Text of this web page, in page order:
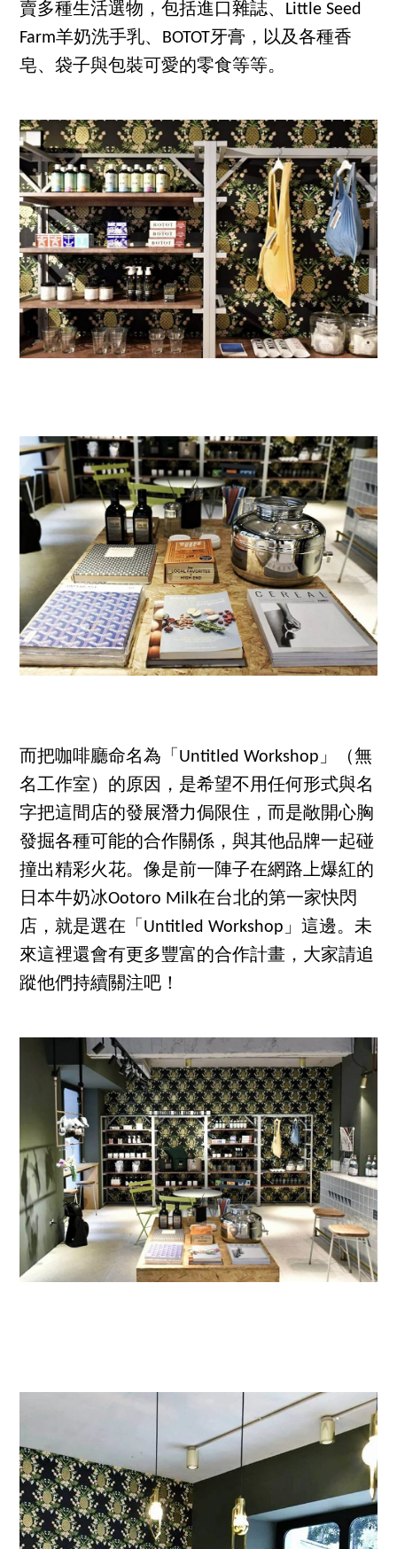
賣多種生活選物，包括進口雜誌、Little Seed
Farm羊奶洗手乳、BOTOT牙膏，以及各種香
皂、袋子與包裝可愛的零食等等。
而把咖啡廳命名為「Untitled Workshop」（無
名工作室）的原因，是希望不用任何形式與名
字把這間店的發展潛力侷限住，而是敞開心胸
發掘各種可能的合作關係，與其他品牌一起碰
撞出精彩火花。像是前一陣子在網路上爆紅的
日本牛奶冰Ootoro Milk在台北的第一家快閃
店，就是選在「Untitled Workshop」這邊。未
來這裡還會有更多豐富的合作計畫，大家請追
蹤他們持續關注吧！